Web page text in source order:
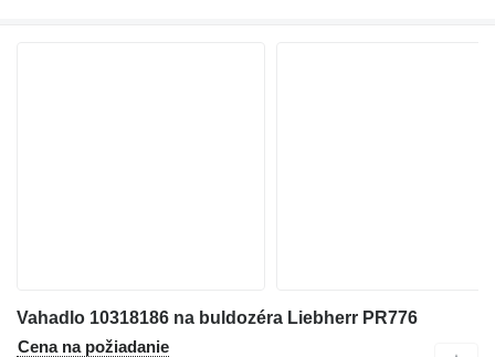
Vahadlo 10318186 na buldozéra Liebherr PR776
Cena na požiadanie